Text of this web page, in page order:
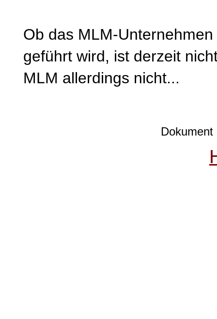
Ob das MLM-
geführt wird, ist derzeit
MLM allerdings nicht...